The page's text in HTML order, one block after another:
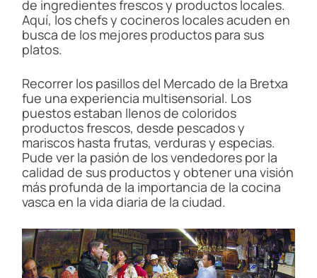
de ingredientes frescos y productos locales.
Aquí, los chefs y cocineros locales acuden en
busca de los mejores productos para sus
platos.
Recorrer los pasillos del Mercado de la Bretxa
fue una experiencia multisensorial. Los
puestos estaban llenos de coloridos
productos frescos, desde pescados y
mariscos hasta frutas, verduras y especias.
Pude ver la pasión de los vendedores por la
calidad de sus productos y obtener una visión
más profunda de la importancia de la cocina
vasca en la vida diaria de la ciudad.